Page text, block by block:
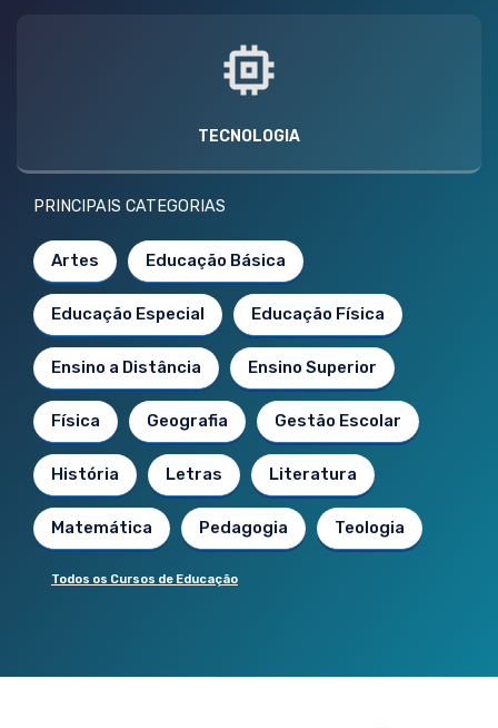
TECNOLOGIA
PRINCIPAIS CATEGORIAS
Artes Educação Básica
Educação Especial Educação Física
Ensino a Distância Ensino Superior
Física Geografia Gestão Escolar
História Letras Literatura
Matemática Pedagogia Teologia
Todos os Cursos de Educação